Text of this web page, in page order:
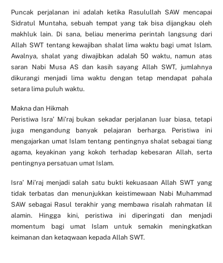
Puncak perjalanan ini adalah ketika Rasulullah SAW mencapai
Sidratul Muntaha, sebuah tempat yang tak bisa dijangkau oleh
makhluk lain. Di sana, beliau menerima perintah langsung dari
Allah SWT tentang kewajiban shalat lima waktu bagi umat Islam.
Awalnya, shalat yang diwajibkan adalah 50 waktu, namun atas
saran Nabi Musa AS dan kasih sayang Allah SWT, jumlahnya
dikurangi menjadi lima waktu dengan tetap mendapat pahala
setara lima puluh waktu.
Makna dan Hikmah
Peristiwa Isra’ Mi’raj bukan sekadar perjalanan luar biasa, tetapi
juga mengandung banyak pelajaran berharga. Peristiwa ini
mengajarkan umat Islam tentang pentingnya shalat sebagai tiang
agama, keyakinan yang kokoh terhadap kebesaran Allah, serta
pentingnya persatuan umat Islam.
Isra’ Mi’raj menjadi salah satu bukti kekuasaan Allah SWT yang
tidak terbatas dan menunjukkan keistimewaan Nabi Muhammad
SAW sebagai Rasul terakhir yang membawa risalah rahmatan lil
alamin. Hingga kini, peristiwa ini diperingati dan menjadi
momentum bagi umat Islam untuk semakin meningkatkan
keimanan dan ketaqwaan kepada Allah SWT.